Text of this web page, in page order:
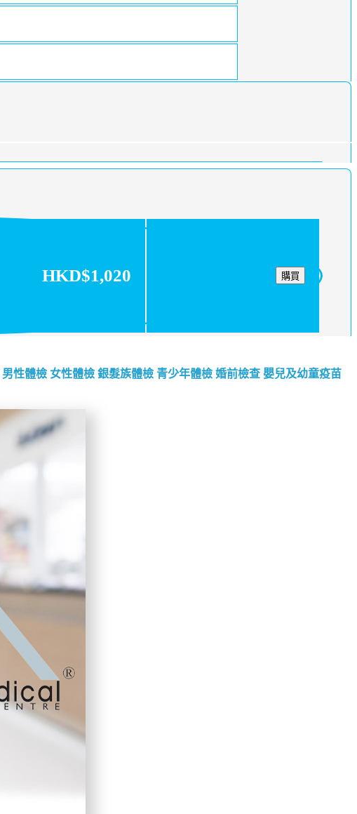
HKD$1,020 購買
男性體檢 女性體檢 銀髮族體檢 青少年體檢 婚前檢查 嬰兒及幼童疫苗